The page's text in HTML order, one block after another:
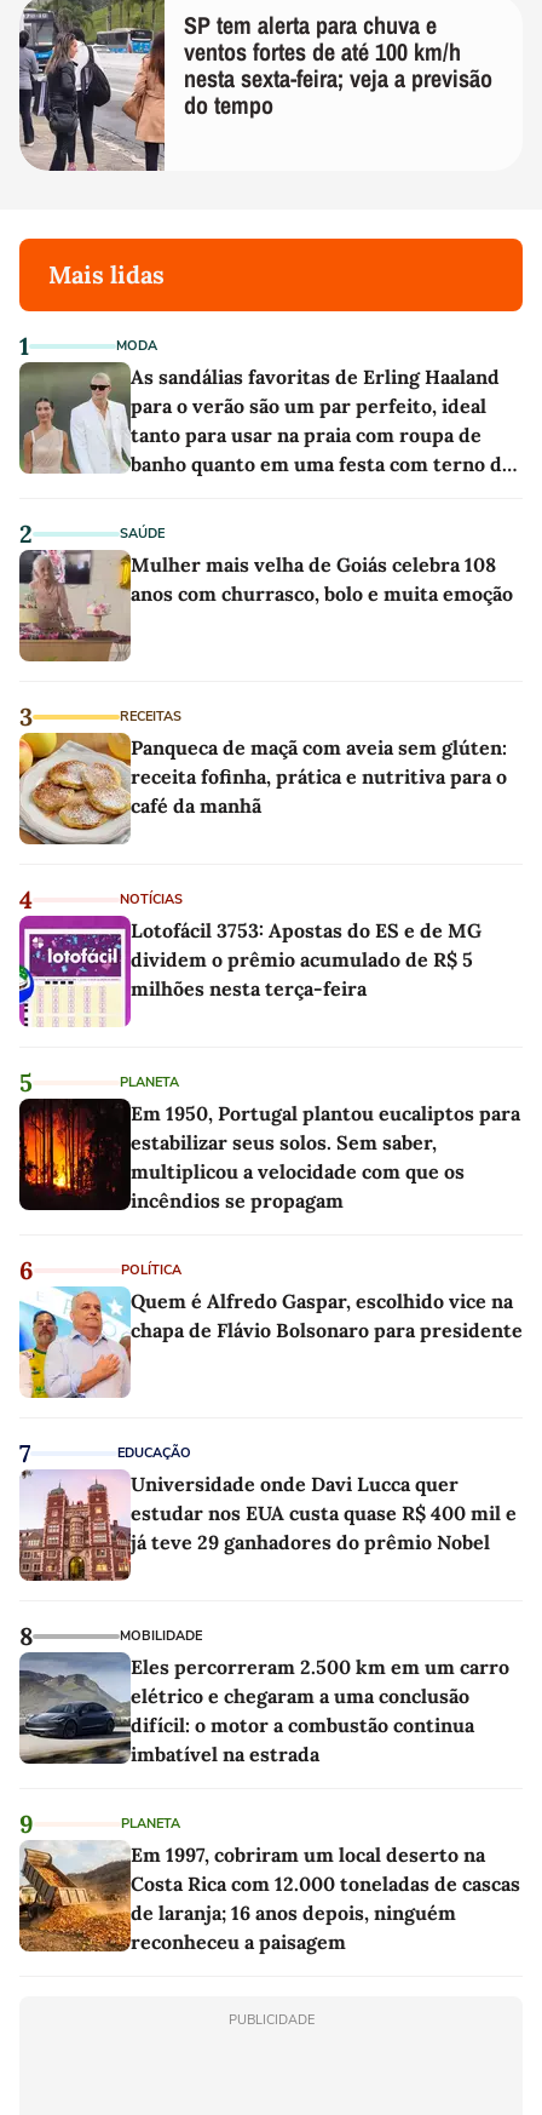
SP tem alerta para chuva e
ventos fortes de até 100 km/h
nesta sexta-feira; veja a previsão
do tempo
Mais lidas
1 MODA
As sandálias favoritas de Erling Haaland
para o verão são um par perfeito, ideal
tanto para usar na praia com roupa de
banho quanto em uma festa com terno de
2 SAÚDE
Mulher mais velha de Goiás celebra 108
anos com churrasco, bolo e muita emoção
3 RECEITAS
Panqueca de maçã com aveia sem glúten:
receita fofinha, prática e nutritiva para o
café da manhã
4 NOTÍCIAS
Lotofácil 3753: Apostas do ES e de MG
dividem o prêmio acumulado de R$ 5
milhões nesta terça-feira
5 PLANETA
Em 1950, Portugal plantou eucaliptos para
estabilizar seus solos. Sem saber,
multiplicou a velocidade com que os
incêndios se propagam
6 POLÍTICA
Quem é Alfredo Gaspar, escolhido vice na
chapa de Flávio Bolsonaro para presidente
7 EDUCAÇÃO
Universidade onde Davi Lucca quer
estudar nos EUA custa quase R$ 400 mil e
já teve 29 ganhadores do prêmio Nobel
8 MOBILIDADE
Eles percorreram 2.500 km em um carro
elétrico e chegaram a uma conclusão
difícil: o motor a combustão continua
imbatível na estrada
9 PLANETA
Em 1997, cobriram um local deserto na
Costa Rica com 12.000 toneladas de cascas
de laranja; 16 anos depois, ninguém
reconheceu a paisagem
PUBLICIDADE